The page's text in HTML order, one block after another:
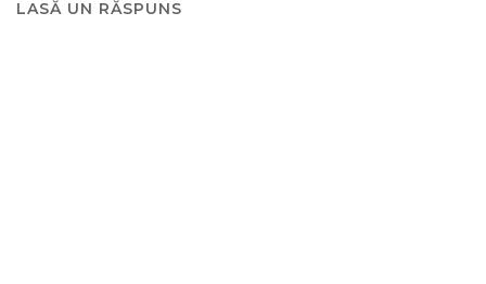
LASĂ UN RĂSPUNS